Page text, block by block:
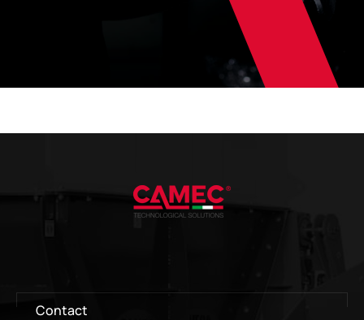
Contact